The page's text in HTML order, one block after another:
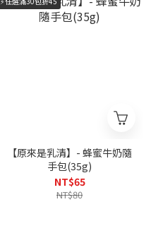
【原來是乳清】- 蜂蜜牛奶隨
手包(35g)
NT$65
NT$80